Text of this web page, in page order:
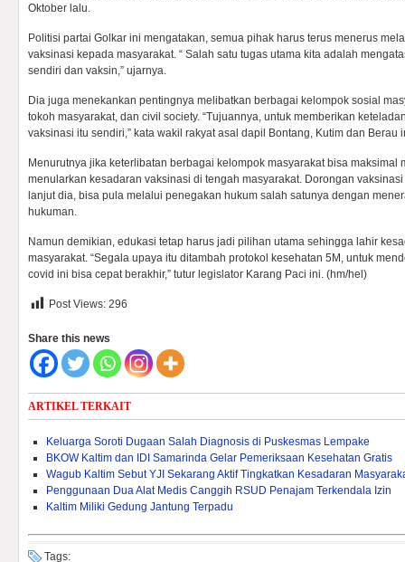
Oktober lalu.
Politisi partai Golkar ini mengatakan, semua pihak harus terus menerus
vaksinasi kepada masyarakat. “ Salah satu tugas utama kita adalah
sendiri dan vaksin,” ujarnya.
Dia juga menekankan pentingnya melibatkan berbagai kelompok sosial
tokoh masyarakat, dan civil society. “Tujuannya, untuk memberikan
vaksinasi itu sendiri,” kata wakil rakyat asal dapil Bontang, Kutim dan Berau
Menurutnya jika keterlibatan berbagai kelompok masyarakat bisa maksimal
menularkan kesadaran vaksinasi di tengah masyarakat. Dorongan
lanjut dia, bisa pula melalui penegakan hukum salah satunya dengan
hukuman.
Namun demikian, edukasi tetap harus jadi pilihan utama sehingga lahir
masyarakat. “Segala upaya itu ditambah protokol kesehatan 5M, untuk
covid ini bisa cepat berakhir,” tutur legislator Karang Paci ini. (hm/hel)
Post Views: 296
Share this news
ARTIKEL TERKAIT
Keluarga Soroti Dugaan Salah Diagnosis di Puskesmas Lempake
BKOW Kaltim dan IDI Samarinda Gelar Pemeriksaan Kesehatan Gratis
Wagub Kaltim Sebut YJI Sekarang Aktif Tingkatkan Kesadaran
Penggunaan Dua Alat Medis Canggih RSUD Penajam Terkendala Izin
Kaltim Miliki Gedung Jantung Terpadu
Tags: